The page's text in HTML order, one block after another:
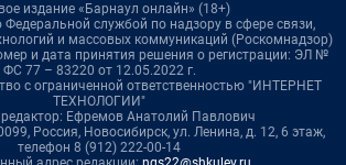
издание «Барнаул онлайн» (18+)
Федеральной службой по надзору в сфере связи,
и массовых коммуникаций (Роскомнадзор)
и дата принятия решения о регистрации: ЭЛ №
ФС 77 – 83220 от 12.05.2022 г.
с ограниченной ответственностью "ИНТЕРНЕТ
ТЕХНОЛОГИИ"
Ефремов Анатолий Павлович
Россия, Новосибирск, ул. Ленина, д. 12, 6 этаж,
телефон 8 (912) 222-00-14